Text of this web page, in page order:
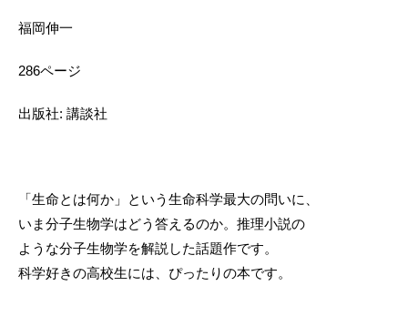
福岡伸一
286ページ
出版社: 講談社
「生命とは何か」という生命科学最大の問いに、
いま分子生物学はどう答えるのか。推理小説の
ような分子生物学を解説した話題作です。
科学好きの高校生には、ぴったりの本です。